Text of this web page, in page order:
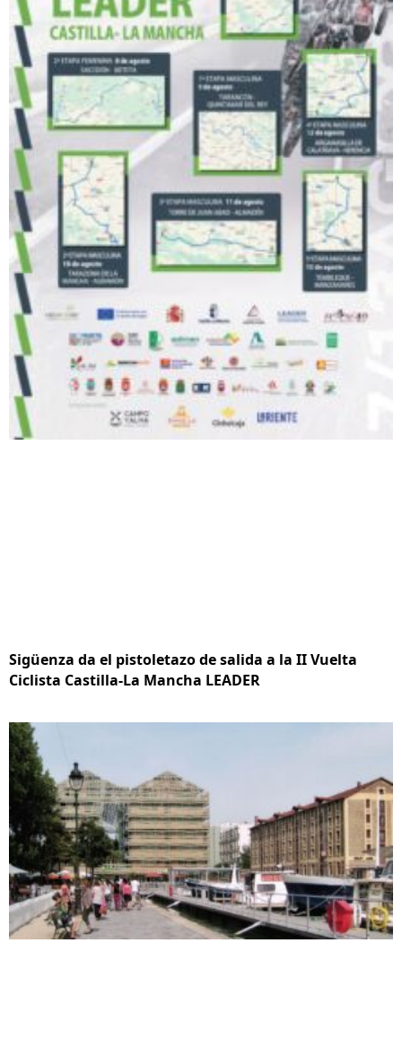
Sigüenza da el pistoletazo de salida a la II Vuelta
Ciclista Castilla-La Mancha LEADER